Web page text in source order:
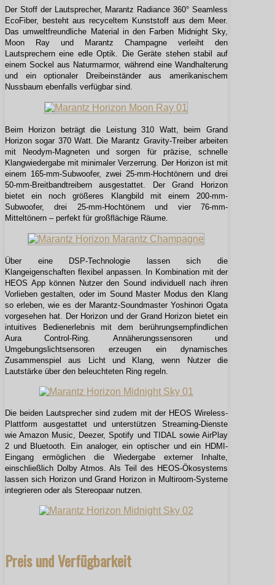
Der Stoff der Lautsprecher, Marantz Radiance 360° Seamless
EcoFiber, besteht aus recyceltem Kunststoff aus dem Meer.
Das umweltfreundliche Material in den Farben Midnight Sky,
Moon Ray und Marantz Champagne verleiht den
Lautsprechern eine edle Optik. Die Geräte stehen stabil auf
einem Sockel aus Naturmarmor, während eine Wandhalterung
und ein optionaler Dreibeinständer aus amerikanischem
Nussbaum ebenfalls verfügbar sind.
Beim Horizon beträgt die Leistung 310 Watt, beim Grand
Horizon sogar 370 Watt. Die Marantz Gravity-Treiber arbeiten
mit Neodym-Magneten und sorgen für präzise, schnelle
Klangwiedergabe mit minimaler Verzerrung. Der Horizon ist mit
einem 165-mm-Subwoofer, zwei 25-mm-Hochtönern und drei
50-mm-Breitbandtreibern ausgestattet. Der Grand Horizon
bietet ein noch größeres Klangbild mit einem 200-mm-
Subwoofer, drei 25-mm-Hochtönern und vier 76-mm-
Mitteltönern – perfekt für großflächige Räume.
Über eine DSP-Technologie lassen sich die
Klangeigenschaften flexibel anpassen. In Kombination mit der
HEOS App können Nutzer den Sound individuell nach ihren
Vorlieben gestalten, oder im Sound Master Modus den Klang
so erleben, wie es der Marantz-Soundmaster Yoshinori Ogata
vorgesehen hat. Der Horizon und der Grand Horizon bietet ein
intuitives Bedienerlebnis mit dem berührungsempfindlichen
Aura Control-Ring. Annäherungssensoren und
Umgebungslichtsensoren erzeugen ein dynamisches
Zusammenspiel aus Licht und Klang, wenn Nutzer die
Lautstärke über den beleuchteten Ring regeln.
Die beiden Lautsprecher sind zudem mit der HEOS Wireless-
Plattform ausgestattet und unterstützen Streaming-Dienste
wie Amazon Music, Deezer, Spotify und TIDAL sowie AirPlay
2 und Bluetooth. Ein analoger, ein optischer und ein HDMI-
Eingang ermöglichen die Wiedergabe externer Inhalte,
einschließlich Dolby Atmos. Als Teil des HEOS-Ökosystems
lassen sich Horizon und Grand Horizon in Multiroom-Systeme
integrieren oder als Stereopaar nutzen.
Preis und Verfügbarkeit